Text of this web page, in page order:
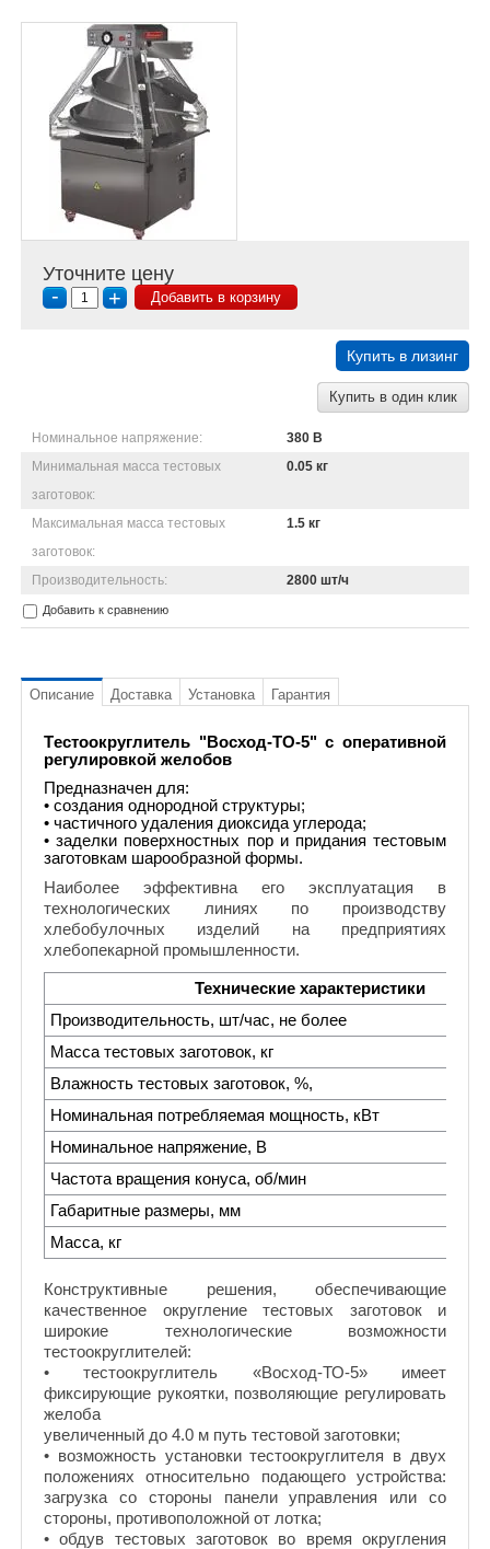
- + Добавить в корзину
Уточните цену
Купить в лизинг
Купить в один клик
Номинальное напряжение:
380 В
Минимальная масса тестовых
заготовок:
0.05 кг
Максимальная масса тестовых
заготовок:
1.5 кг
Производительность: 2800 шт/ч
Добавить к сравнению
Описание Доставка Установка Гарантия
Tестоокруглитель "Восход-ТО-5" с оперативной
регулировкой желобов
Предназначен для:
• создания однородной структуры;
• частичного удаления диоксида углерода;
• заделки поверхностных пор и придания тестовым
заготовкам шарообразной формы.
Наиболее эффективна его эксплуатация в
технологических линиях по производству
хлебобулочных изделий на предприятиях
хлебопекарной промышленности.
Технические характеристики
Производительность, шт/час, не более
Масса тестовых заготовок, кг
Влажность тестовых заготовок, %,
Номинальная потребляемая мощность, кВт
Номинальное напряжение, В
Частота вращения конуса, об/мин
Габаритные размеры, мм
Масса, кг
Конструктивные решения, обеспечивающие
качественное округление тестовых заготовок и
широкие технологические возможности
тестоокруглителей:
• тестоокруглитель «Восход-ТО-5» имеет
фиксирующие рукоятки, позволяющие регулировать
желоба
увеличенный до 4.0 м путь тестовой заготовки;
• возможность установки тестоокруглителя в двух
положениях относительно подающего устройства:
загрузка со стороны панели управления или со
стороны, противоположной от лотка;
• обдув тестовых заготовок во время округления